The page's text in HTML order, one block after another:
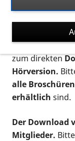
nach Flyern
suchen. Die
verschiedenen
postalischen
zum direkten
Hörversion.
alle
erhältlich sind.
Der Download
Mitglieder.